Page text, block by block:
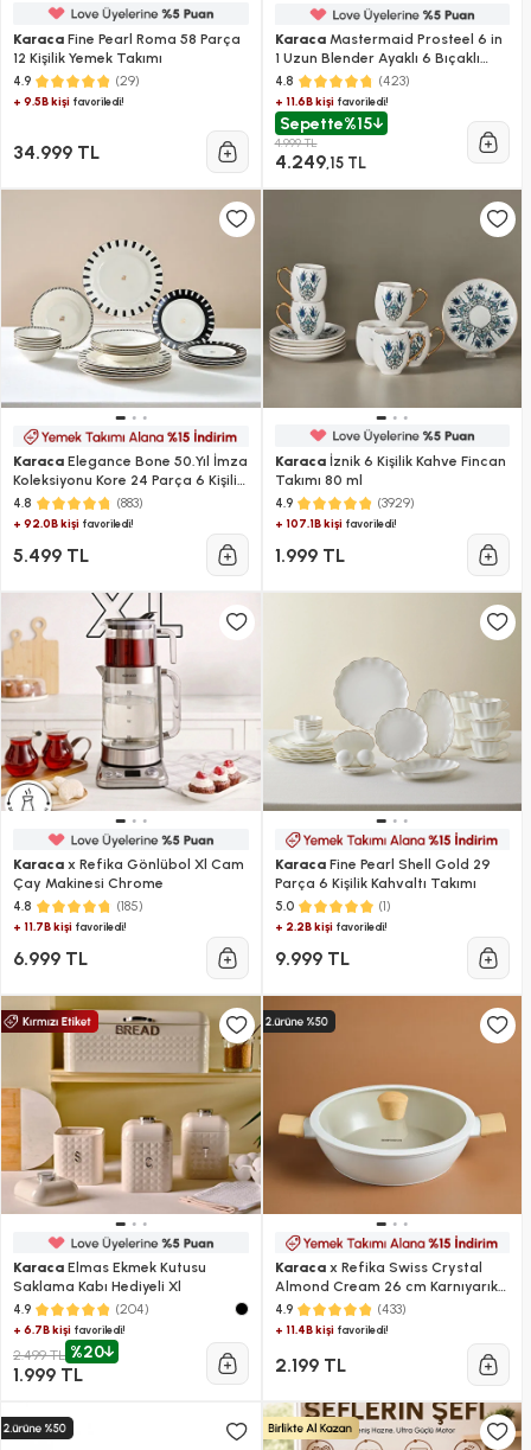
Karaca Fine Pearl Roma 58 Parça
12 Kişilik Yemek Takımı
4.9 (29)
+ 9.5B kişi favoriledi!
34.999 TL
KaracaMastermaid Prosteel 6 in
1 Uzun Blender Ayaklı 6 Bıçaklı
Cam Mutfak Robotu 2500W
Rosegold
4.8 (423)
+ 11.6B kişifavoriledi!
Sepette%15
4.999 TL
4.249,15 TL
Karaca Elegance Bone 50.Yıl İmza
Koleksiyonu Kore 24 Parça 6 Kişilik
Yemek Takımı
4.8 (883)
+ 92.0B kişi favoriledi!
5.499 TL
Karacaİznik 6 Kişilik Kahve Fincan
Takımı 80 ml
4.9 (3929)
+ 107.1B kişifavoriledi!
1.999 TL
Karaca x Refika Gönlübol Xl Cam
Çay Makinesi Chrome
4.8 (185)
+ 11.7B kişi favoriledi!
6.999 TL
KaracaFine Pearl Shell Gold 29
Parça 6 Kişilik Kahvaltı Takımı
5.0 (1)
+ 2.2B kişifavoriledi!
9.999 TL
Karaca Elmas Ekmek Kutusu
Saklama Kabı Hediyeli Xl
4.9 (204)
+ 6.7B kişi favoriledi!
2.499 TL %20
1.999 TL
Karacax Refika Swiss Crystal
Almond Cream 26 cm Karnıyarık
Tencere
4.9 (433)
+ 11.4B kişifavoriledi!
2.199 TL